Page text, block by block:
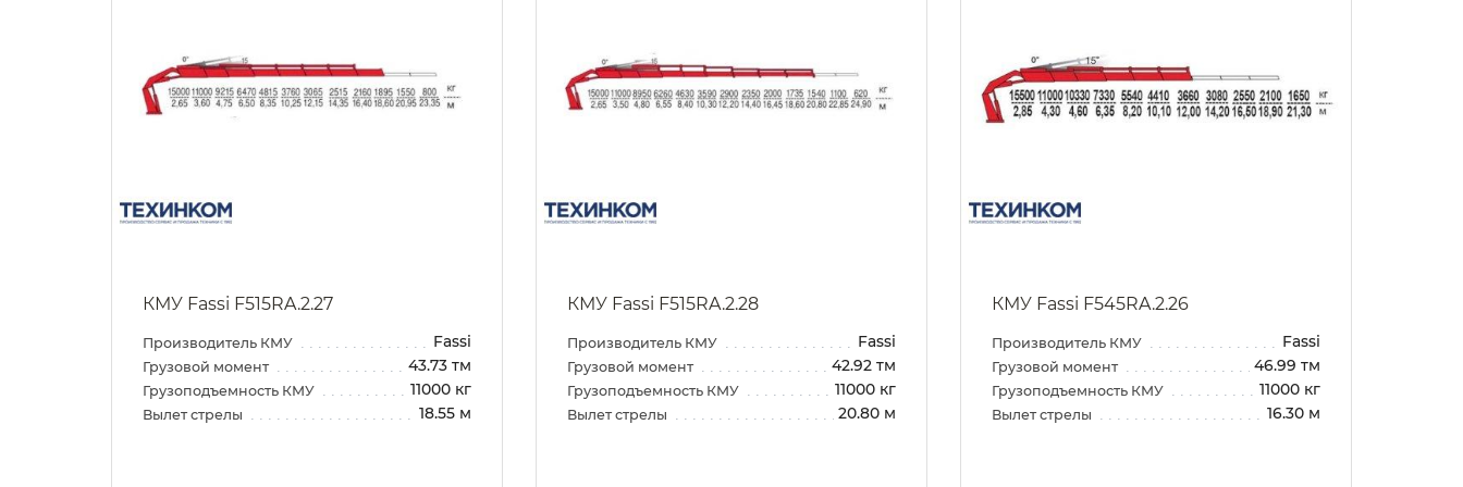
КМУ Fassi F515RA.2.27
Производитель КМУ Fassi
Грузовой момент 43.73 тм
Грузоподъемность КМУ 11000 кг
Вылет стрелы 18.55 м
КМУ Fassi F515RA.2.28
Производитель КМУ Fassi
Грузовой момент 42.92 тм
Грузоподъемность КМУ 11000 кг
Вылет стрелы 20.80 м
КМУ Fassi F545RA.2.26
Производитель КМУ Fassi
Грузовой момент 46.99 тм
Грузоподъемность КМУ 11000 кг
Вылет стрелы 16.30 м